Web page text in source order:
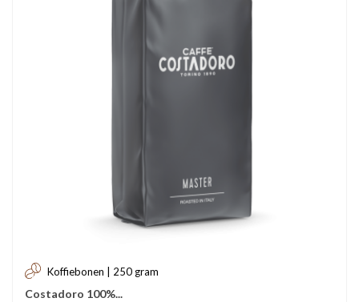
Koffiebonen | 250 gram
Costadoro 100%...